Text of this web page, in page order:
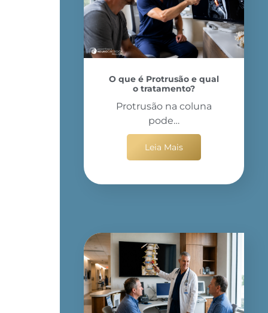
O que é Protrusão e qual
o tratamento?
Protrusão na coluna
pode…
Leia Mais